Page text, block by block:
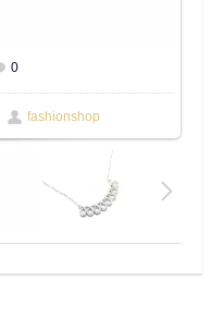
1600x1200
0
fashionshop